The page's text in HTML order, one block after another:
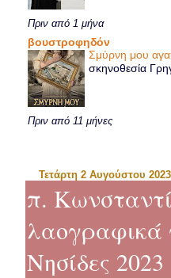
Πριν από 1 μήνα
βουστροφηδόν
Σμύρνη μου
σκηνοθεσία
Πριν από 11 μήνες
Τετάρτη 2 Αυγούστου 2023
π.
λαογραφικά
Νησίδες 2023